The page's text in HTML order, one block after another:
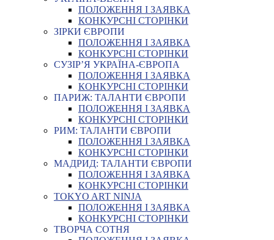
ПОЛОЖЕННЯ І ЗАЯВКА
КОНКУРСНІ СТОРІНКИ
ЗІРКИ ЄВРОПИ
ПОЛОЖЕННЯ І ЗАЯВКА
КОНКУРСНІ СТОРІНКИ
СУЗІР’Я УКРАЇНА-ЄВРОПА
ПОЛОЖЕННЯ І ЗАЯВКА
КОНКУРСНІ СТОРІНКИ
ПАРИЖ: ТАЛАНТИ ЄВРОПИ
ПОЛОЖЕННЯ І ЗАЯВКА
КОНКУРСНІ СТОРІНКИ
РИМ: ТАЛАНТИ ЄВРОПИ
ПОЛОЖЕННЯ І ЗАЯВКА
КОНКУРСНІ СТОРІНКИ
МАДРИД: ТАЛАНТИ ЄВРОПИ
ПОЛОЖЕННЯ І ЗАЯВКА
КОНКУРСНІ СТОРІНКИ
TOKYO ART NINJA
ПОЛОЖЕННЯ І ЗАЯВКА
КОНКУРСНІ СТОРІНКИ
ТВОРЧА СОТНЯ